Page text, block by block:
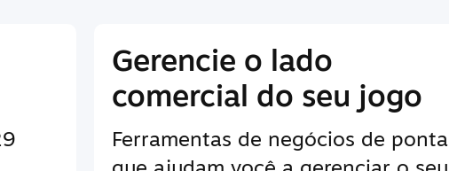
Gerencie o lado
comercial do seu jogo
Ferramentas de negócios de ponta